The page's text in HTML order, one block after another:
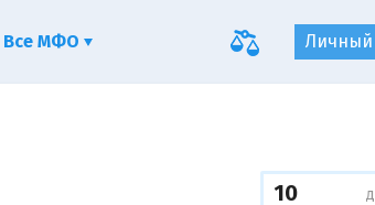
Личный
Все МФО